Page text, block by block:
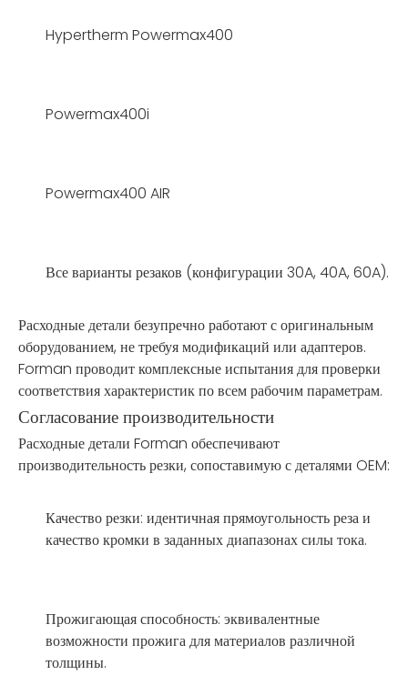
Hypertherm Powermax400
Powermax400i
Powermax400 AIR
Все варианты резаков (конфигурации 30A, 40A, 60A).
Расходные детали безупречно работают с оригинальным
оборудованием, не требуя модификаций или адаптеров.
Forman проводит комплексные испытания для проверки
соответствия характеристик по всем рабочим параметрам.
Согласование производительности
Расходные детали Forman обеспечивают
производительность резки, сопоставимую с деталями OEM:
Качество резки: идентичная прямоугольность реза и
качество кромки в заданных диапазонах силы тока.
Прожигающая способность: эквивалентные
возможности прожига для материалов различной
толщины.